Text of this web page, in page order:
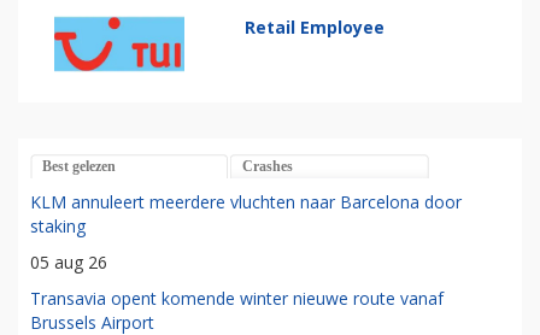
Retail Employee
Best gelezen Crashes
KLM annuleert meerdere vluchten naar Barcelona door
staking
05 aug 26
Transavia opent komende winter nieuwe route vanaf
Brussels Airport